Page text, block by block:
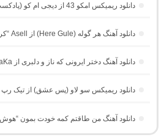
دانلود ریمیکس امکو 43 از دیجی ام کو (پادکست طولانی عاشقانه)
دانلود آهنگ هر گوله (Here Gule) از Asell “کرمانجی با صدای زن”
دانلود آهنگ دختر ایرونی که ناز و دلبری از themehro – KaKa
دانلود ریمیکس سو لاو (پس عشق) از تیک رپ
دانلود آهنگ من طاقتم کمه خودت بمون